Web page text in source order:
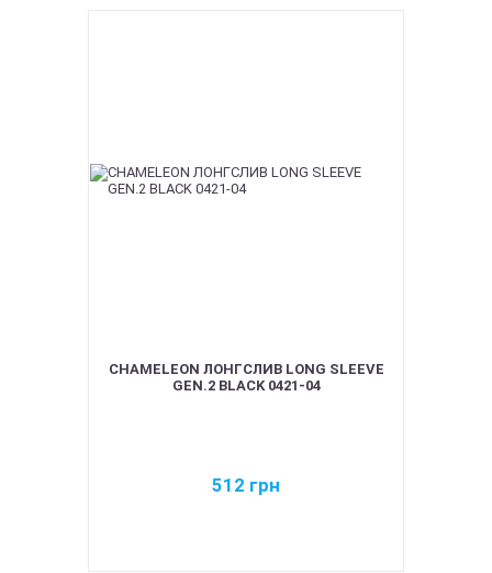
CHAMELEON ЛОНГСЛИВ LONG SLEEVE
GEN.2 BLACK 0421-04
512 грн